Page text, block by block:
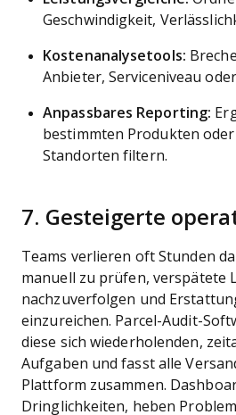
Geschwindigkeit,
Kostenanalysetools:
Anbieter, Serviceniveau
Anpassbares Reporting:
bestimmten Produkten
Standorten filtern.
7. Gesteigerte
Teams verlieren oft Stunden
manuell zu prüfen, verspätete
nachzuverfolgen und
einzureichen. Parcel-Audit-
diese sich wiederholenden,
Aufgaben und fasst alle
Plattform zusammen.
Dringlichkeiten, heben